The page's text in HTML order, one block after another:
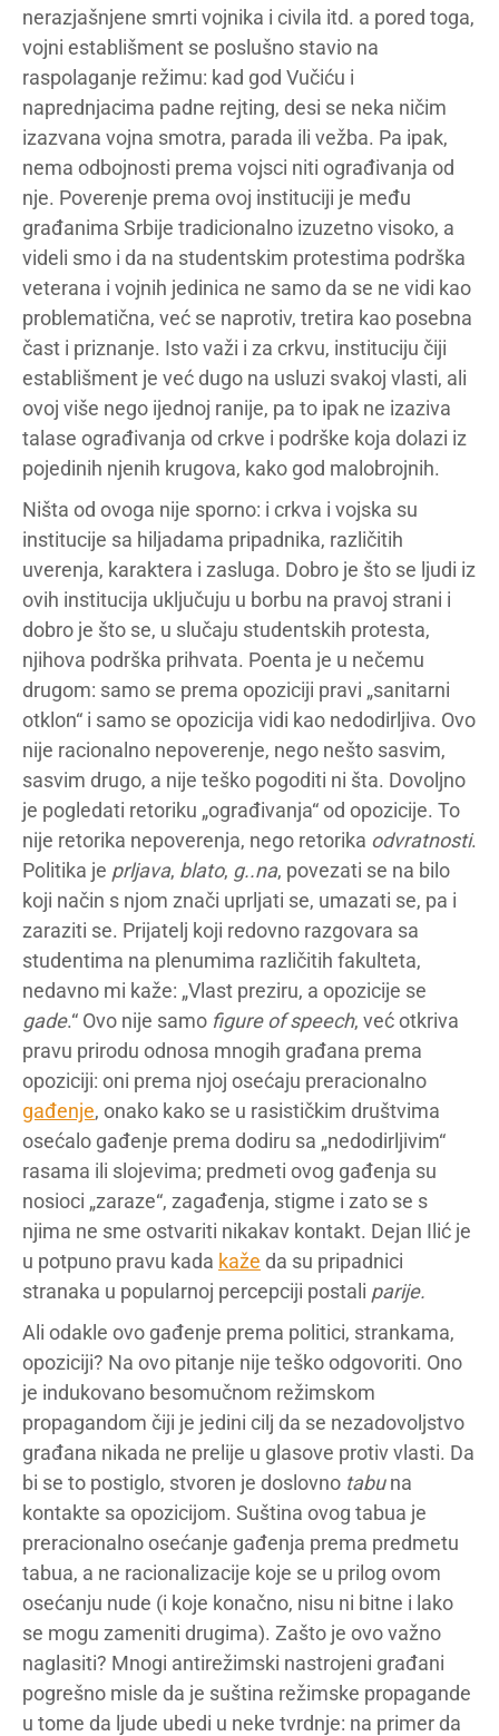
nerazjašnjene smrti vojnika i civila itd. a pored toga,
vojni establišment se poslušno stavio na
raspolaganje režimu: kad god Vučiću i
naprednjacima padne rejting, desi se neka ničim
izazvana vojna smotra, parada ili vežba. Pa ipak,
nema odbojnosti prema vojsci niti ograđivanja od
nje. Poverenje prema ovoj instituciji je među
građanima Srbije tradicionalno izuzetno visoko, a
videli smo i da na studentskim protestima podrška
veterana i vojnih jedinica ne samo da se ne vidi kao
problematična, već se naprotiv, tretira kao posebna
čast i priznanje. Isto važi i za crkvu, instituciju čiji
establišment je već dugo na usluzi svakoj vlasti, ali
ovoj više nego ijednoj ranije, pa to ipak ne izaziva
talase ograđivanja od crkve i podrške koja dolazi iz
pojedinih njenih krugova, kako god malobrojnih.
Ništa od ovoga nije sporno: i crkva i vojska su
institucije sa hiljadama pripadnika, različitih
uverenja, karaktera i zasluga. Dobro je što se ljudi iz
ovih institucija uključuju u borbu na pravoj strani i
dobro je što se, u slučaju studentskih protesta,
njihova podrška prihvata. Poenta je u nečemu
drugom: samo se prema opoziciji pravi „sanitarni
otklon“ i samo se opozicija vidi kao nedodirljiva. Ovo
nije racionalno nepoverenje, nego nešto sasvim,
sasvim drugo, a nije teško pogoditi ni šta. Dovoljno
je pogledati retoriku „ograđivanja“ od opozicije. To
nije retorika nepoverenja, nego retorika odvratnosti.
Politika je prljava, blato, g..na, povezati se na bilo
koji način s njom znači uprljati se, umazati se, pa i
zaraziti se. Prijatelj koji redovno razgovara sa
studentima na plenumima različitih fakulteta,
nedavno mi kaže: „Vlast preziru, a opozicije se
gade.“ Ovo nije samo figure of speech, već otkriva
pravu prirodu odnosa mnogih građana prema
opoziciji: oni prema njoj osećaju preracionalno
gađenje, onako kako se u rasističkim društvima
osećalo gađenje prema dodiru sa „nedodirljivim“
rasama ili slojevima; predmeti ovog gađenja su
nosioci „zaraze“, zagađenja, stigme i zato se s
njima ne sme ostvariti nikakav kontakt. Dejan Ilić je
u potpuno pravu kada kaže da su pripadnici
stranaka u popularnoj percepciji postali parije.
Ali odakle ovo gađenje prema politici, strankama,
opoziciji? Na ovo pitanje nije teško odgovoriti. Ono
je indukovano besomučnom režimskom
propagandom čiji je jedini cilj da se nezadovoljstvo
građana nikada ne prelije u glasove protiv vlasti. Da
bi se to postiglo, stvoren je doslovno tabuna
kontakte sa opozicijom. Suština ovog tabua je
preracionalno osećanje gađenja prema predmetu
tabua, a ne racionalizacije koje se u prilog ovom
osećanju nude (i koje konačno, nisu ni bitne i lako
se mogu zameniti drugima). Zašto je ovo važno
naglasiti? Mnogi antirežimski nastrojeni građani
pogrešno misle da je suština režimske propagande
u tome da ljude ubedi u neke tvrdnje: na primer da